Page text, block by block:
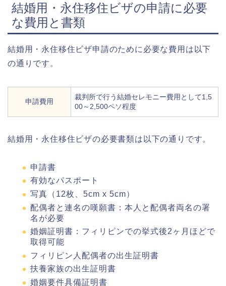
結婚用・永住移住ビザの申請に必要
な費用と書類
結婚用・永住移住ビザ申請のために必要な費用は以下
の通りです。
申請費用
裁判所で行う結婚セレモニー費用として1,5
00～2,500ペソ程度
結婚用・永住移住ビザの必要書類は以下の通りです。
申請書
有効なパスポート
写真（12枚、5cm x 5cm）
配偶者と連名の嘆願書：本人と配偶者両名の署
名が必要
婚姻証明書：フィリピンでの挙式後2ヶ月ほどで
取得可能
フィリピン人配偶者の出生証明書
扶養家族の出生証明書
婚姻要件具備証明書